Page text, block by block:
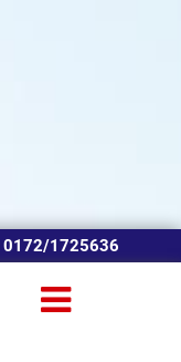
0172/1725636